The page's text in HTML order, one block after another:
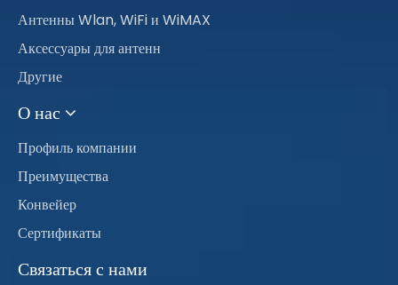
Антенны Wlan, WiFi и WiMAX
Аксессуары для антенн
Другие
О нас
Профиль компании
Преимущества
Конвейер
Сертификаты
Связаться с нами